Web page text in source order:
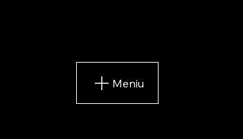
Meniu